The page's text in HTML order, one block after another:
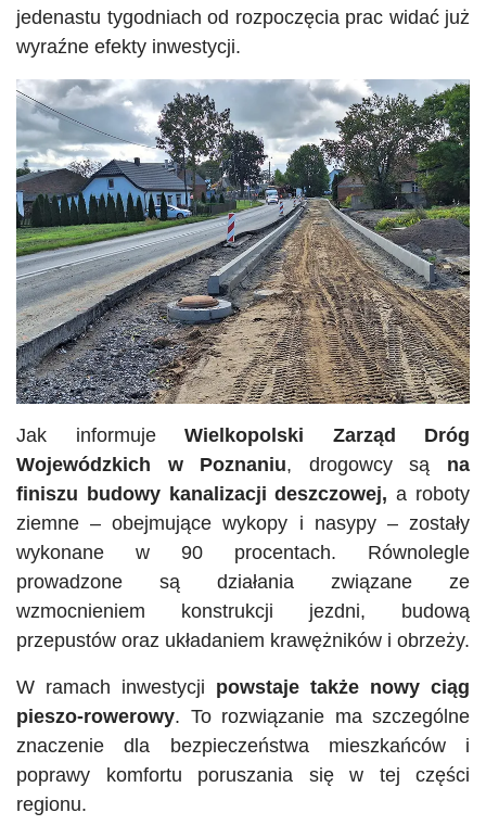
jedenastu tygodniach od rozpoczęcia prac widać już
wyraźne efekty inwestycji.
Jak informuje Wielkopolski Zarząd Dróg
Wojewódzkich w Poznaniu, drogowcy są na
finiszu budowy kanalizacji deszczowej, a roboty
ziemne – obejmujące wykopy i nasypy – zostały
wykonane w 90 procentach. Równolegle
prowadzone są działania związane ze
wzmocnieniem konstrukcji jezdni, budową
przepustów oraz układaniem krawężników i obrzeży.
W ramach inwestycji powstaje także nowy ciąg
pieszo-rowerowy. To rozwiązanie ma szczególne
znaczenie dla bezpieczeństwa mieszkańców i
poprawy komfortu poruszania się w tej części
regionu.